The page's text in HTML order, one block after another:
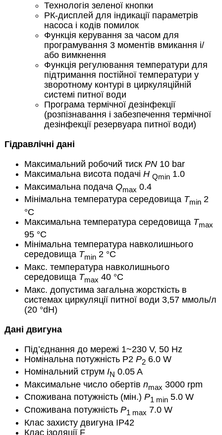
Технологія зеленої кнопки
РК-дисплей для індикації параметрів
насоса і кодів помилок
Функція керування за часом для
програмування 3 моментів вмикання і/
або вимкнення
Функція регулювання температури для
підтримання постійної температури у
зворотному контурі в циркуляційній
системі питної води
Програма термічної дезінфекції
(розпізнавання і забезпечення термічної
дезінфекції резервуара питної води)
Гідравлічні дані
Максимальний робочий тиск PN10 bar
Максимальна висота подачі H Qmin1.0
Максимальна подача Qmax 0.4
Мінімальна температура середовища Tmin2
°C
Максимальна температура середовища Tmax
95 °C
Мінімальна температура навколишнього
середовища Tmin2 °C
Макс. температура навколишнього
середовища Tmax 40 °C
Макс. допустима загальна жорсткість в
системах циркуляції питної води 3,57 ммоль/л
(20 °dH)
Дані двигуна
Під’єднання до мережі 1~230 V, 50 Hz
Номінальна потужність Р2 P26.0 W
Номінальний струм IN 0.05 A
Максимальне число обертів nmax 3000 rpm
Споживана потужність (мін.) P1 min5.0 W
Споживана потужність P1 max 7.0 W
Клас захисту двигуна IP42
Клас ізоляції F